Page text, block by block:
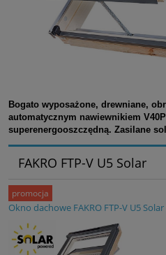
Bogato wyposażone, drewniane,
automatycznym nawiewnikiem
superenergooszczędną. Zasilane
FAKRO FTP-V U5 Solar
Okno dachowe FAKRO FTP-V U5
promocja